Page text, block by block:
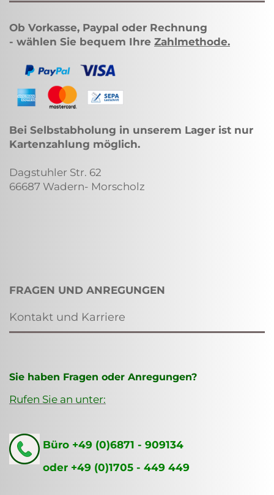
Ob Vorkasse, Paypal oder Rechnung
- wählen Sie bequem Ihre Zahlmethode.
Bei Selbstabholung in unserem Lager ist nur
Kartenzahlung möglich.
Dagstuhler Str. 62
66687 Wadern- Morscholz
FRAGEN UND ANREGUNGEN
Kontakt und Karriere
Sie haben Fragen oder Anregungen?
Rufen Sie an unter:
Büro +49 (0)6871 - 909134
oder +49 (0)1705 - 449 449